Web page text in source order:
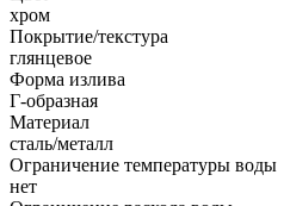
хром
Покрытие/текстура
глянцевое
Форма излива
Г-образная
Материал
сталь/металл
Ограничение температуры воды
нет